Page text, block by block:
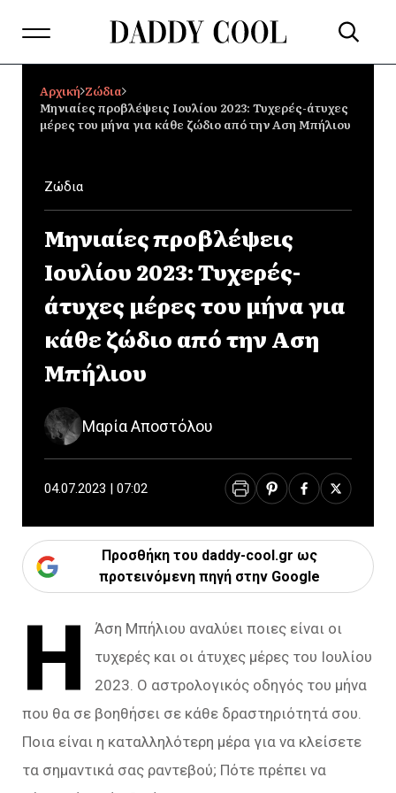
Αρχική Ζώδια
Μηνιαίες προβλέψεις Ιουλίου 2023: Τυχερές-άτυχες
μέρες του μήνα για κάθε ζώδιο από την Αση Μπήλιου
Ζώδια
Μηνιαίες προβλέψεις
Ιουλίου 2023: Τυχερές-
άτυχες μέρες του μήνα για
κάθε ζώδιο από την Αση
Μπήλιου
Μαρία Αποστόλου
04.07.2023 | 07:02
Προσθήκη του daddy-cool.gr ως
προτεινόμενη πηγή στην Google
Η
Άση Μπήλιου αναλύει ποιες είναι οι
τυχερές και οι άτυχες μέρες του Ιουλίου
2023. Ο αστρολογικός οδηγός του μήνα
που θα σε βοηθήσει σε κάθε δραστηριότητά σου.
Ποια είναι η καταλληλότερη μέρα για να κλείσετε
τα σημαντικά σας ραντεβού; Πότε πρέπει να